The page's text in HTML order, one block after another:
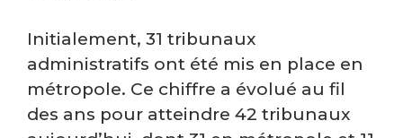
Initialement, 31 tribunaux
administratifs ont été mis en place en
métropole. Ce chiffre a évolué au fil
des ans pour atteindre 42 tribunaux